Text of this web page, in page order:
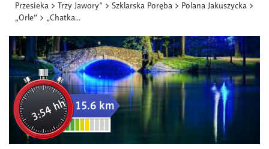
Przesieka > Trzy Jawory" > Szklarska Poręba > Polana Jakuszycka >
„Orle” > „Chatka...
3:54 hh 15.6 km